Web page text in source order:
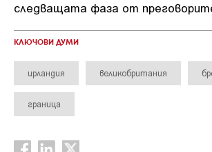
следващата фаза от
КЛЮЧОВИ ДУМИ
ирландия великобритания
граница